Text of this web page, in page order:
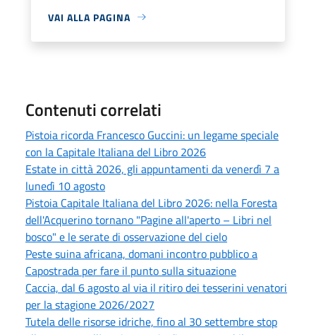
VAI ALLA PAGINA
Contenuti correlati
Pistoia ricorda Francesco Guccini: un legame speciale
con la Capitale Italiana del Libro 2026
Estate in città 2026, gli appuntamenti da venerdì 7 a
lunedì 10 agosto
Pistoia Capitale Italiana del Libro 2026: nella Foresta
dell'Acquerino tornano "Pagine all'aperto – Libri nel
bosco" e le serate di osservazione del cielo
Peste suina africana, domani incontro pubblico a
Capostrada per fare il punto sulla situazione
Caccia, dal 6 agosto al via il ritiro dei tesserini venatori
per la stagione 2026/2027
Tutela delle risorse idriche, fino al 30 settembre stop